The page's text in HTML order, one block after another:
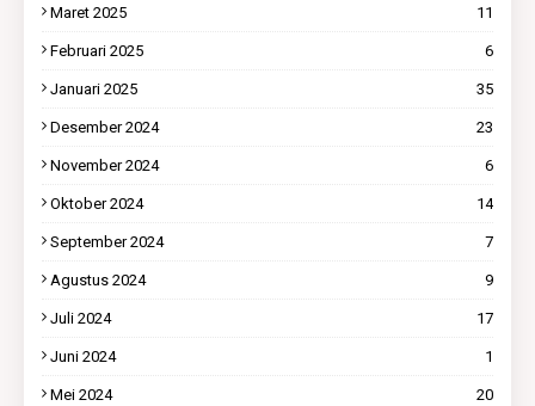
Maret 2025 11
Februari 2025 6
Januari 2025 35
Desember 2024 23
November 2024 6
Oktober 2024 14
September 2024 7
Agustus 2024 9
Juli 2024 17
Juni 2024 1
Mei 2024 20